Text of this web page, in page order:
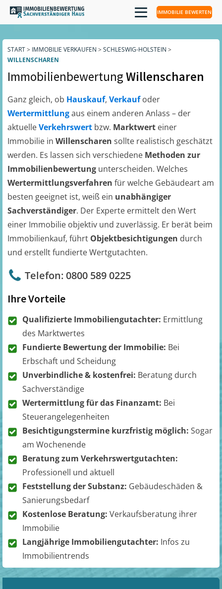
IMMOBILIE BEWERTEN
START> IMMOBILIE VERKAUFEN > SCHLESWIG-HOLSTEIN >
WILLENSCHAREN
ImmobilienbewertungWillenscharen
Ganz gleich, ob Hauskauf, Verkaufoder
Wertermittlungaus einem anderen Anlass – der
aktuelleVerkehrswert bzw. Marktwert einer
Immobilie in Willenscharen sollte realistisch geschätzt
werden. Es lassen sich verschiedene Methoden zur
Immobilienbewertung unterscheiden. Welches
Wertermittlungsverfahren für welche Gebäudeart am
besten geeignet ist, weiß ein unabhängiger
Sachverständiger. Der Experte ermittelt den Wert
einer Immobilie objektiv und zuverlässig. Er berät beim
Immobilienkauf, führt Objektbesichtigungen durch
und erstellt fundierte Wertgutachten.
Telefon: 0800 589 0225
Ihre Vorteile
Qualifizierte Immobiliengutachter: Ermittlung
des Marktwertes
Fundierte Bewertung der Immobilie: Bei
Erbschaft und Scheidung
Unverbindliche & kostenfrei: Beratung durch
Sachverständige
Wertermittlung für das Finanzamt: Bei
Steuerangelegenheiten
Besichtigungstermine kurzfristig möglich: Sogar
am Wochenende
Beratung zum Verkehrswertgutachten:
Professionell und aktuell
Feststellung der Substanz: Gebäudeschäden &
Sanierungsbedarf
Kostenlose Beratung: Verkaufsberatung ihrer
Immobilie
Langjährige Immobiliengutachter: Infos zu
Immobilientrends